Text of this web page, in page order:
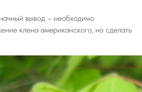
вывод – необходимо
клена американского, но сделать